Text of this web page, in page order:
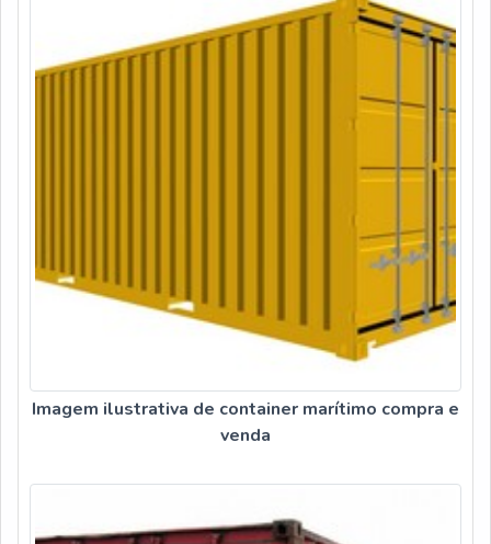
Imagem ilustrativa de container marítimo compra e
venda